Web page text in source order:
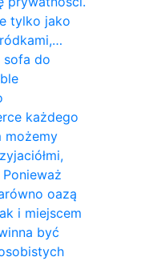
tylko jako
sofa do
każdego
możemy
oazą
i miejscem
być